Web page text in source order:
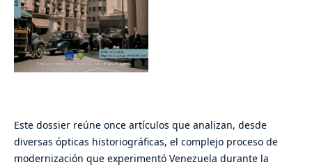
Este dossier reúne once artículos que analizan, desde
diversas ópticas historiográficas, el complejo proceso de
modernización que experimentó Venezuela durante la